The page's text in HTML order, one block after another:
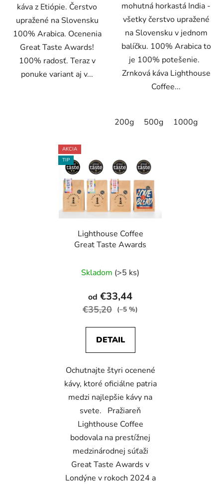
káva z Etiópie. Čerstvo
upražené na Slovensku
100% Arabica. Ocenenia
Great Taste Awards!
100% radosť. Teraz v
ponuke variant aj v...
mohutná horkastá India -
všetky čerstvo upražené
na Slovensku v jednom
balíčku. 100% Arabica to
je 100% potešenie.
Zrnková káva Lighthouse
Coffee...
200g 500g 1000g
AKCIA
TIP
Lighthouse Coffee
Great Taste Awards
hodnotenie
produktu
je
5
Skladom (>5 ks)
od €33,44
€35,20 (–5 %)
DETAIL
Ochutnajte štyri ocenené
kávy, ktoré oficiálne patria
medzi najlepšie kávy na
svete. Pražiareň
Lighthouse Coffee
bodovala na prestížnej
medzinárodnej súťaži
Great Taste Awards v
Londýne v rokoch 2024 a